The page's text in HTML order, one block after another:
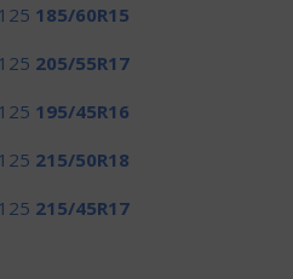
185/60R15
205/55R17
195/45R16
215/50R18
215/45R17